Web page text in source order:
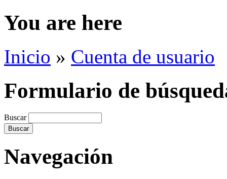
You are here
Inicio » Cuenta de usuario
Formulario de
Buscar
Navegación